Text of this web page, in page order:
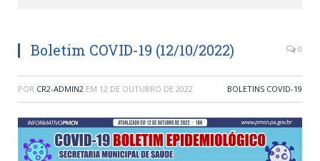
Boletim COVID-19 (12/10/2022) 0
POR CR2-ADMIN2 EM 12 DE OUTUBRO DE 2022 BOLETINS COVID-19